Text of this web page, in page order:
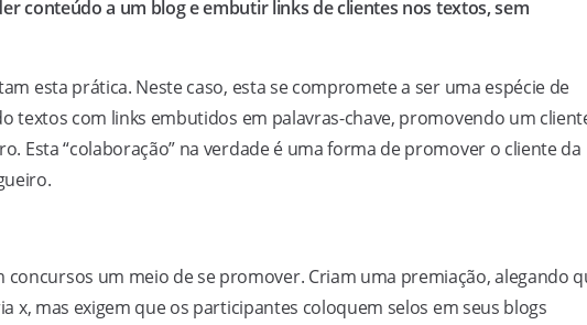
conteúdo a um blog e embutir links de clientes nos textos, sem
esta prática. Neste caso, esta se compromete a ser uma espécie de
textos com links embutidos em palavras-chave, promovendo um
Esta “colaboração” na verdade é uma forma de promover o cliente da
um meio de se promover. Criam uma premiação, alegando
x, mas exigem que os participantes coloquem selos em seus blogs